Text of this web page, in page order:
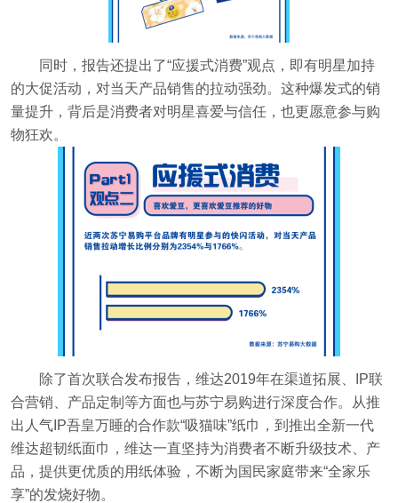
同时，报告还提出了“应援式消费”观点，即有明星加持
的大促活动，对当天产品销售的拉动强劲。这种爆发式的销
量提升，背后是消费者对明星喜爱与信任，也更愿意参与购
物狂欢。
除了首次联合发布报告，维达2019年在渠道拓展、IP联
合营销、产品定制等方面也与苏宁易购进行深度合作。从推
出人气IP吾皇万睡的合作款“吸猫味”纸巾，到推出全新一代
维达超韧纸面巾，维达一直坚持为消费者不断升级技术、产
品，提供更优质的用纸体验，不断为国民家庭带来“全家乐
享”的发烧好物。